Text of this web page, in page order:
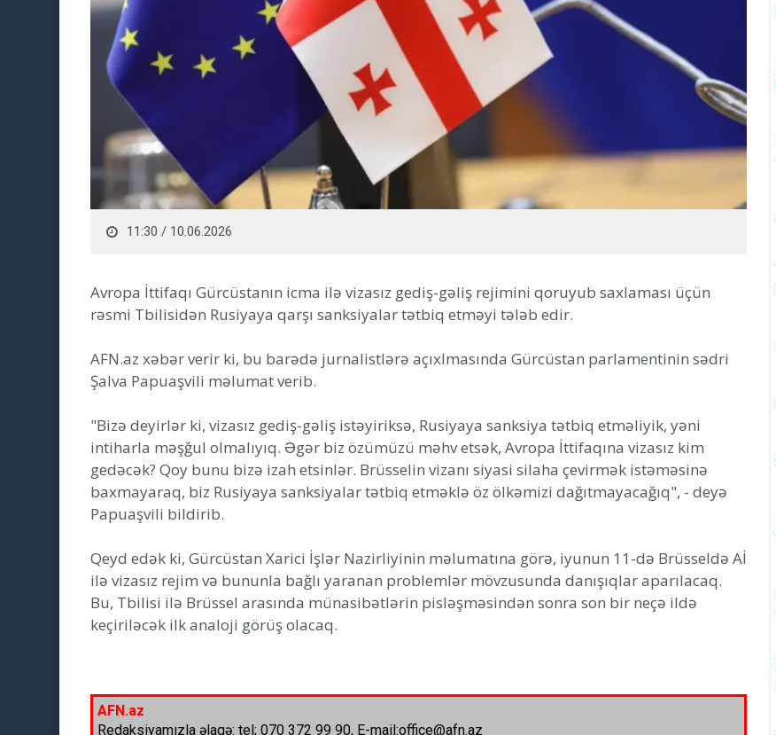
11:30 / 10.06.2026
Avropa İttifaqı Gürcüstanın icma ilə vizasız gediş-gəliş rejimini qoruyub saxlaması üçün
rəsmi Tbilisidən Rusiyaya qarşı sanksiyalar tətbiq etməyi tələb edir.
AFN.az xəbər verir ki, bu barədə jurnalistlərə açıxlmasında Gürcüstan parlamentinin sədri
Şalva Papuaşvili məlumat verib.
"Bizə deyirlər ki, vizasız gediş-gəliş istəyiriksə, Rusiyaya sanksiya tətbiq etməliyik, yəni
intiharla məşğul olmalıyıq. Əgər biz özümüzü məhv etsək, Avropa İttifaqına vizasız kim
gedəcək? Qoy bunu bizə izah etsinlər. Brüsselin vizanı siyasi silaha çevirmək istəməsinə
baxmayaraq, biz Rusiyaya sanksiyalar tətbiq etməklə öz ölkəmizi dağıtmayacağıq", - deyə
Papuaşvili bildirib.
Qeyd edək ki, Gürcüstan Xarici İşlər Nazirliyinin məlumatına görə, iyunun 11-də Brüsseldə Aİ
ilə vizasız rejim və bununla bağlı yaranan problemlər mövzusunda danışıqlar aparılacaq.
Bu, Tbilisi ilə Brüssel arasında münasibətlərin pisləşməsindən sonra son bir neçə ildə
keçiriləcək ilk analoji görüş olacaq.
AFN.az
Redaksiyamızla əlaqə: tel; 070 372 99 90, E-mail:office@afn.az